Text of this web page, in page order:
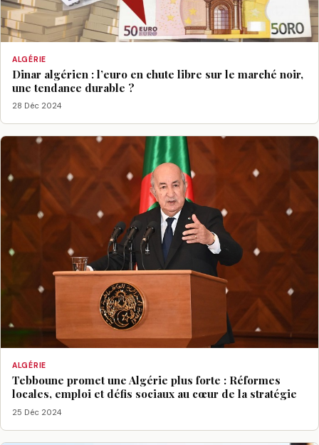
ALGÉRIE
Dinar algérien : l’euro en chute libre sur le marché noir,
une tendance durable ?
28 Déc 2024
ALGÉRIE
Tebboune promet une Algérie plus forte : Réformes
locales, emploi et défis sociaux au cœur de la stratégie
25 Déc 2024